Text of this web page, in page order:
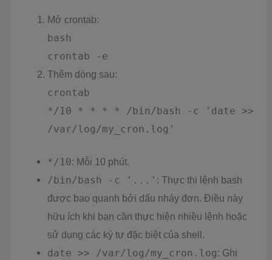
Mở crontab:
bash
crontab -e
Thêm dòng sau:
crontab
*/10 * * * * /bin/bash -c 'date >>
/var/log/my_cron.log'
*/10: Mỗi 10 phút.
/bin/bash -c '...' : Thực thi lệnh bash
được bao quanh bởi dấu nháy đơn. Điều này
hữu ích khi bạn cần thực hiện nhiều lệnh hoặc
sử dụng các ký tự đặc biệt của shell.
date >> /var/log/my_cron.log: Ghi